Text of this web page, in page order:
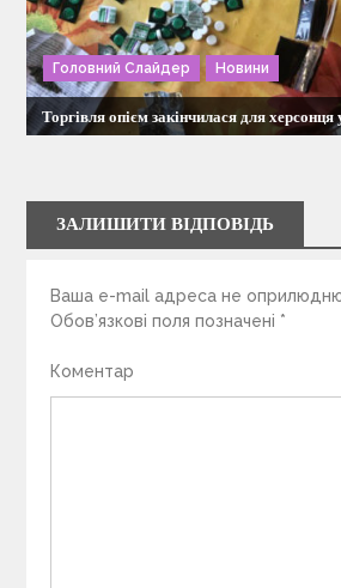
Головний Слайдер Новини
Торгівля опієм закінчилася для херсонця
ЗАЛИШИТИ ВІДПОВІДЬ
Ваша e-mail адреса не
Обов’язкові поля позначені *
Коментар